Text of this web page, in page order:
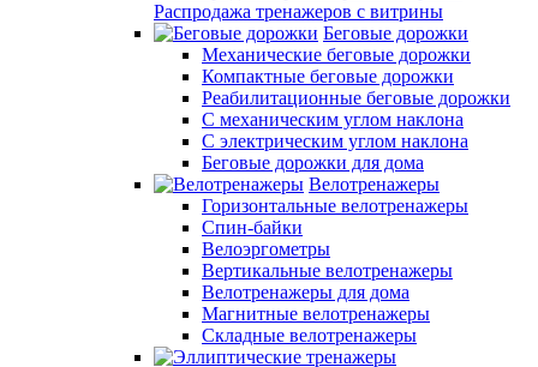
Распродажа тренажеров с витрины
Беговые дорожки
Механические беговые дорожки
Компактные беговые дорожки
Реабилитационные беговые дорожки
С механическим углом наклона
С электрическим углом наклона
Беговые дорожки для дома
Велотренажеры
Горизонтальные велотренажеры
Спин-байки
Велоэргометры
Вертикальные велотренажеры
Велотренажеры для дома
Магнитные велотренажеры
Складные велотренажеры